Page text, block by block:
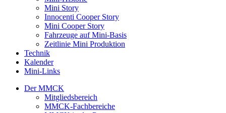
Mini Story
Innocenti Cooper Story
Mini Cooper Story
Fahrzeuge auf Mini-Basis
Zeitlinie Mini Produktion
Technik
Kalender
Mini-Links
Der MMCK
Mitgliedsbereich
MMCK-Fachbereiche